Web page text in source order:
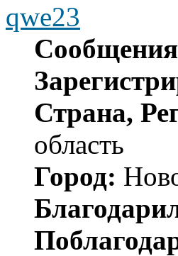
qwe23
Страна,
область
Город: